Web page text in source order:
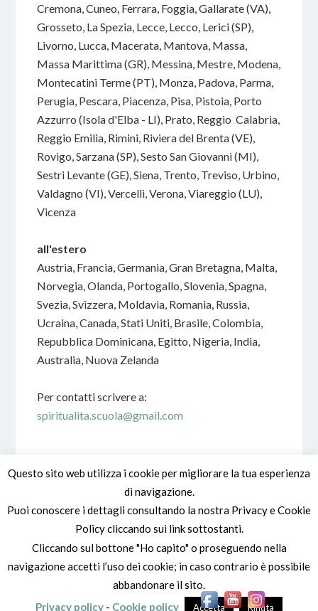
Cremona, Cuneo, Ferrara, Foggia, Gallarate (VA),
Grosseto, La Spezia, Lecce, Lecco, Lerici (SP),
Livorno, Lucca, Macerata, Mantova, Massa,
Massa Marittima (GR), Messina, Mestre, Modena,
Montecatini Terme (PT), Monza, Padova, Parma,
Perugia, Pescara, Piacenza, Pisa, Pistoia, Porto
Azzurro (Isola d'Elba - LI), Prato, Reggio Calabria,
Reggio Emilia, Rimini, Riviera del Brenta (VE),
Rovigo, Sarzana (SP), Sesto San Giovanni (MI),
Sestri Levante (GE), Siena, Trento, Treviso, Urbino,
Valdagno (VI), Vercelli, Verona, Viareggio (LU),
Vicenza
all'estero
Austria, Francia, Germania, Gran Bretagna, Malta,
Norvegia, Olanda, Portogallo, Slovenia, Spagna,
Svezia, Svizzera, Moldavia, Romania, Russia,
Ucraina, Canada, Stati Uniti, Brasile, Colombia,
Repubblica Dominicana, Egitto, Nigeria, India,
Australia, Nuova Zelanda
Per contatti scrivere a:
spiritualita.scuola@gmail.com
© Scuola della Spiritualità (dal 1974 – online dal 2005) -
Privacy
Cookie policy- Vai alla Sitemap
Questo sito web utilizza i cookie per migliorare la tua esperienza
di navigazione.
Puoi conoscere i dettagli consultando la nostra Privacy e Cookie
Policy cliccando sui link sottostanti.
Cliccando sul bottone "Ho capito" o proseguendo nella
navigazione accetti l’uso dei cookie; in caso contrario è possibile
abbandonare il sito.
Privacy policy - Cookie policy Accetta Rifiuta